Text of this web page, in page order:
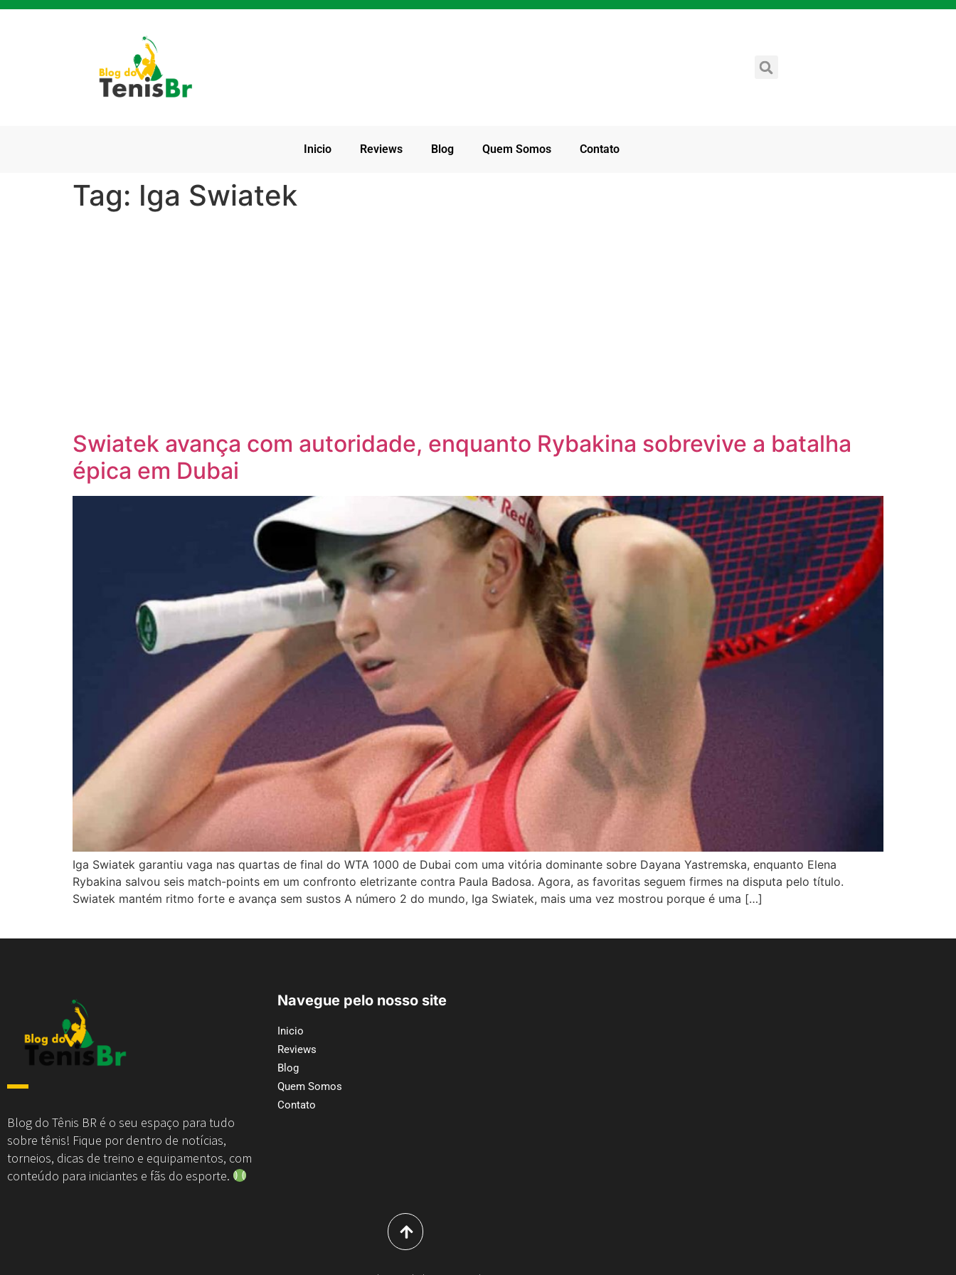
Inicio Reviews Blog Quem Somos Contato
Tag: Iga Swiatek
Swiatek avança com autoridade, enquanto Rybakina sobrevive a batalha
épica em Dubai
Iga Swiatek garantiu vaga nas quartas de final do WTA 1000 de Dubai com uma vitória dominante sobre Dayana Yastremska, enquanto Elena
Rybakina salvou seis match-points em um confronto eletrizante contra Paula Badosa. Agora, as favoritas seguem firmes na disputa pelo título.
Swiatek mantém ritmo forte e avança sem sustos A número 2 do mundo, Iga Swiatek, mais uma vez mostrou porque é uma […]
Blog do Tênis BR é o seu espaço para tudo
sobre tênis! Fique por dentro de notícias,
torneios, dicas de treino e equipamentos, com
conteúdo para iniciantes e fãs do esporte.
Navegue pelo nosso site
Inicio
Reviews
Blog
Quem Somos
Contato